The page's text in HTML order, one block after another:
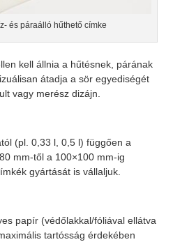
és páraálló hűthető címke
kell állnia a hűtésnek, párának
átadja a sör egyediségét
vagy merész dizájn.
(pl. 0,33 l, 0,5 l) függően a
mm-től a 100×100 mm-ig
gyártását is vállaljuk.
papír (védőlakkal/fóliával ellátva
tartósság érdekében